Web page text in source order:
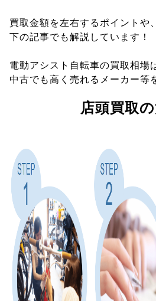
買取金額を左右するポイントや
下の記事でも解説しています！
電動アシスト自転車の買取相場
中古でも高く売れるメーカー等
店頭買取